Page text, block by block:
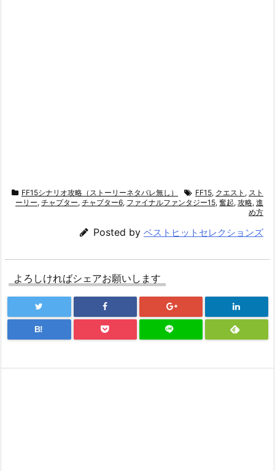
FF15シナリオ攻略（ストーリーネタバレ無し） FF15, クエスト , スト
ーリー, チャプター, チャプター6, ファイナルファンタジー15, 奮起, 攻略, 進
め方
Posted by ベストヒットセレクションズ
よろしければシェアお願いします
B!